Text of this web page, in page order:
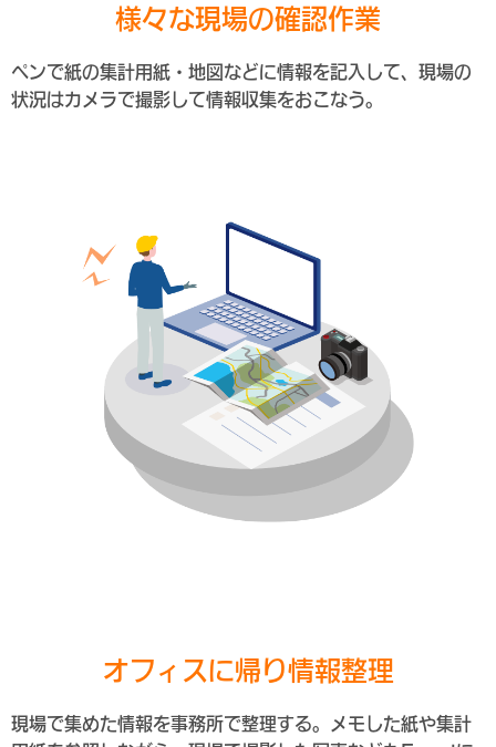
様々な現場の確認作業
ペンで紙の集計用紙・地図などに情報を記入して、現場の
状況はカメラで撮影して情報収集をおこなう。
オフィスに帰り情報整理
現場で集めた情報を事務所で整理する。メモした紙や集計